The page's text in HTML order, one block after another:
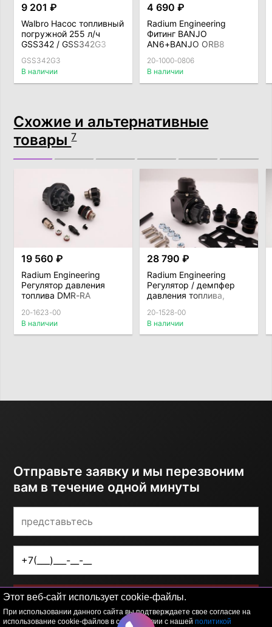
Этот веб-сайт использует cookie-файлы.
При использовании данного сайта вы подтверждаете свое согласие на
использование cookie-файлов в соответствии с нашей политикой
9 201 ₽
Walbro Насос топливный
погружной 255 л/ч
GSS342 / GSS342G3
GSS342G3
В наличии
4 690 ₽
Radium Engineering
Фитинг BANJO
AN6+BANJO ORB8
20-1000-0806
В наличии
Схожие и альтернативные
товары7
19 560 ₽
Radium Engineering
Регулятор давления
топлива DMR-RA
20-1623-00
В наличии
28 790 ₽
Radium Engineering
Регулятор / демпфер
давления топлива,
20-1528-00
В наличии
Отправьте заявку и мы перезвоним
вам в течение одной минуты
ОТПРАВИТЬ